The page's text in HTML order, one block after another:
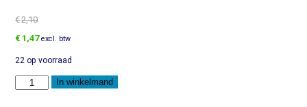
€2,10
Oorspronkelijke
was:
€2,10.
€ 1,47Huidige
is:
€1,47.
excl. btw
22 op voorraad
Lampfitting
aantal
In winkelmand